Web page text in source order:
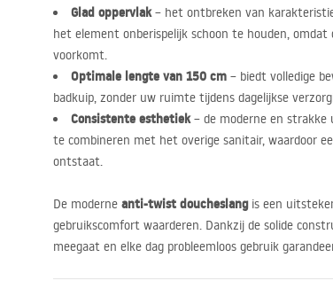
Glad oppervlak– het ontbreken van
het element onberispelijk schoon te houden,
voorkomt.
Optimale lengte van 150 cm – biedt volledige
badkuip, zonder uw ruimte tijdens dagelijkse
Consistente esthetiek– de moderne en strakke
te combineren met het overige sanitair, waardoor
ontstaat.
De moderne anti-twist doucheslangis een
gebruikscomfort waarderen. Dankzij de solide
meegaat en elke dag probleemloos gebruik